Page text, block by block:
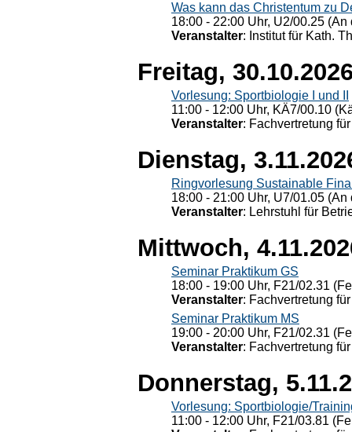
Was kann das Christentum zu
18:00 - 22:00 Uhr, U2/00.25
Veranstalter: Institut für Kath.
Freitag,
Vorlesung: Sportbiologie I und II
11:00 - 12:00 Uhr, KÄ7/00.10
Veranstalter: Fachvertretung
Dienstag,
Ringvorlesung Sustainable
18:00 - 21:00 Uhr, U7/01.05
Veranstalter: Lehrstuhl für
Mittwoch,
Seminar Praktikum GS
18:00 - 19:00 Uhr, F21/02.31
Veranstalter: Fachvertretung
Seminar Praktikum MS
19:00 - 20:00 Uhr, F21/02.31
Veranstalter: Fachvertretung
Donnerstag,
Vorlesung: Sportbiologie/
11:00 - 12:00 Uhr, F21/03.81